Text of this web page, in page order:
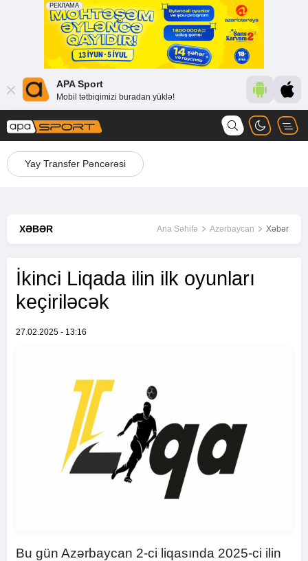
APA Sport
Mobil tətbiqimizi buradan yüklə!
Yay Transfer Pəncərəsi
XƏBƏR Ana Səhifə Azərbaycan Xəbər
İkinci Liqada ilin ilk oyunları
keçiriləcək
27.02.2025 - 13:16
Bu gün Azərbaycan 2-ci liqasında 2025-ci ilin